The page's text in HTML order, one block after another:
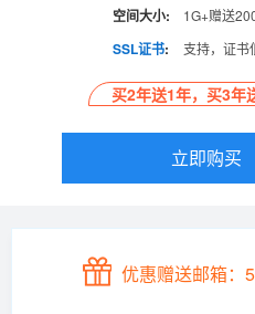
空间大小: 1G+赠送
SSL证书: 支持，证书
买2年送1年，买3年
立即购买
优惠赠送邮箱：